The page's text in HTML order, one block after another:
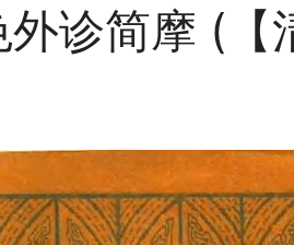
外诊简摩 (【